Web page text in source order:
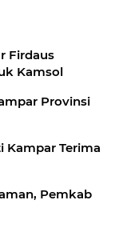
Firdaus
Kamsol
Provinsi
Kampar Terima
Pemkab